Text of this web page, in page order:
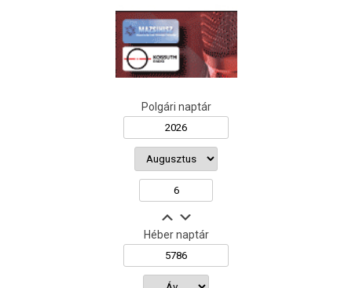
Polgári naptár
Héber naptár